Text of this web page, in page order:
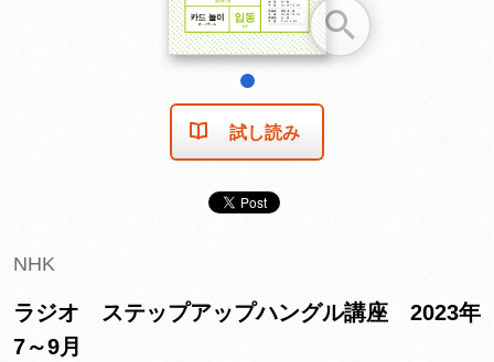
試し読み
NHK
ラジオ ステップアップハングル講座 2023年
7～9月